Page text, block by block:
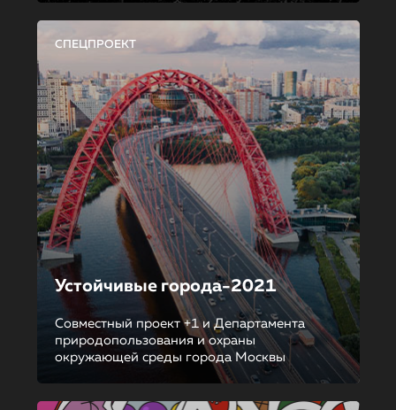
СПЕЦПРОЕКТ
Устойчивые города-2021
Совместный проект +1 и Департамента
природопользования и охраны
окружающей среды города Москвы